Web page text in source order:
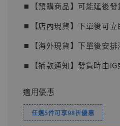
⏹︎【預購商品】可能延後發
⏹︎【店內現貨】下單後可立
⏹︎【海外現貨】下單後安
⏹︎【補款通知】發貨時由
適用優惠
任選5件可享98折優惠